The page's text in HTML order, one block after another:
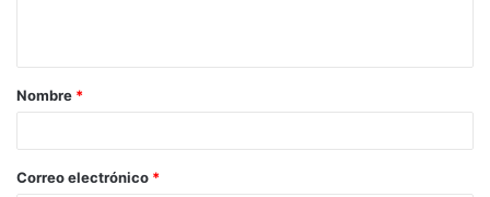
Nombre *
Correo electrónico *